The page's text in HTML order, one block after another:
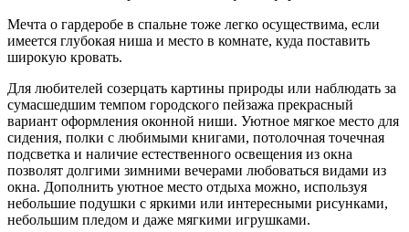
Мечта о гардеробе в спальне тоже легко осуществима, если
имеется глубокая ниша и место в комнате, куда поставить
широкую кровать.
Для любителей созерцать картины природы или наблюдать за
сумасшедшим темпом городского пейзажа прекрасный
вариант оформления оконной ниши. Уютное мягкое место для
сидения, полки с любимыми книгами, потолочная точечная
подсветка и наличие естественного освещения из окна
позволят долгими зимними вечерами любоваться видами из
окна. Дополнить уютное место отдыха можно, используя
небольшие подушки с яркими или интересными рисунками,
небольшим пледом и даже мягкими игрушками.